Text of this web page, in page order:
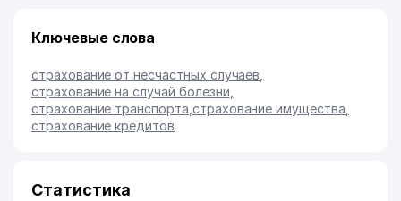
Ключевые слова
страхование от несчастных случаев
страхование на случай болезни
страхование транспорта страхование имущества
страхование кредитов
Статистика